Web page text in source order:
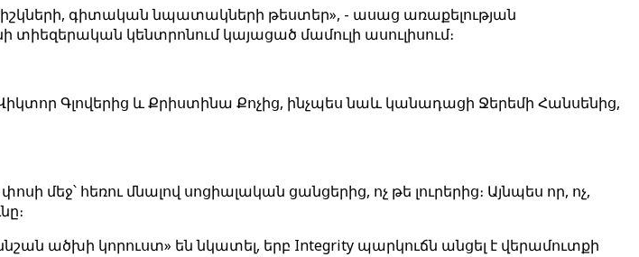
գիտական ​​նպատակների թեստեր», - ասաց առաքելության
կենտրոնում կայացած մամուլի ասուլիսում։
Գլովերից և Քրիստինա Քոչից, ինչպես նաև կանադացի Ջերեմի Հանսենից,
հեռու մնալով սոցիալական ցանցերից, ոչ թե լուրերից։ Այնպես որ, ոչ,
ածխի կորուստ» են նկատել, երբ Integrity պարկուճն անցել է վերամուտքի